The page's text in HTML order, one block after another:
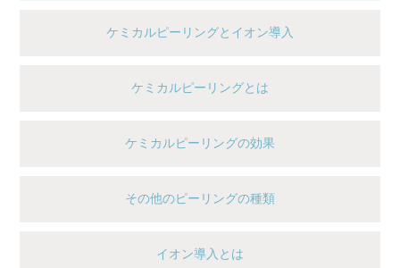
ケミカルピーリングとイオン導入
ケミカルピーリングとは
ケミカルピーリングの効果
その他のピーリングの種類
イオン導入とは